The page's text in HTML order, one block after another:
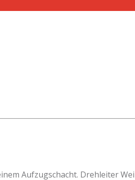
Aufzugschacht. Drehleiter